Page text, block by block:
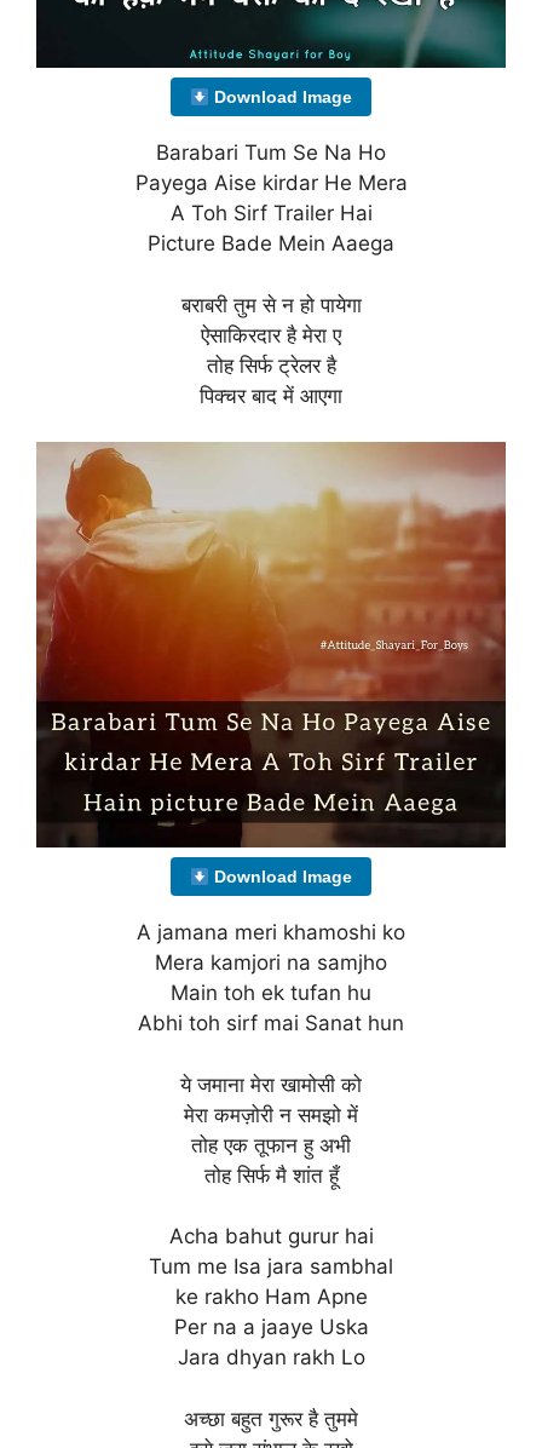
Download Image
Barabari Tum Se Na Ho
Payega Aise kirdar He Mera
A Toh Sirf Trailer Hai
Picture Bade Mein Aaega
बराबरी तुम से न हो पायेगा
ऐसाकिरदार है मेरा ए
तोह सिर्फ ट्रेलर है
पिक्चर बाद में आएगा
Download Image
A jamana meri khamoshi ko
Mera kamjori na samjho
Main toh ek tufan hu
Abhi toh sirf mai Sanat hun
ये जमाना मेरा खामोसी को
मेरा कमज़ोरी न समझो में
तोह एक तूफान हु अभी
तोह सिर्फ मै शांत हूँ
Acha bahut gurur hai
Tum me Isa jara sambhal
ke rakho Ham Apne
Per na a jaaye Uska
Jara dhyan rakh Lo
अच्छा बहुत गुरूर है तुममे